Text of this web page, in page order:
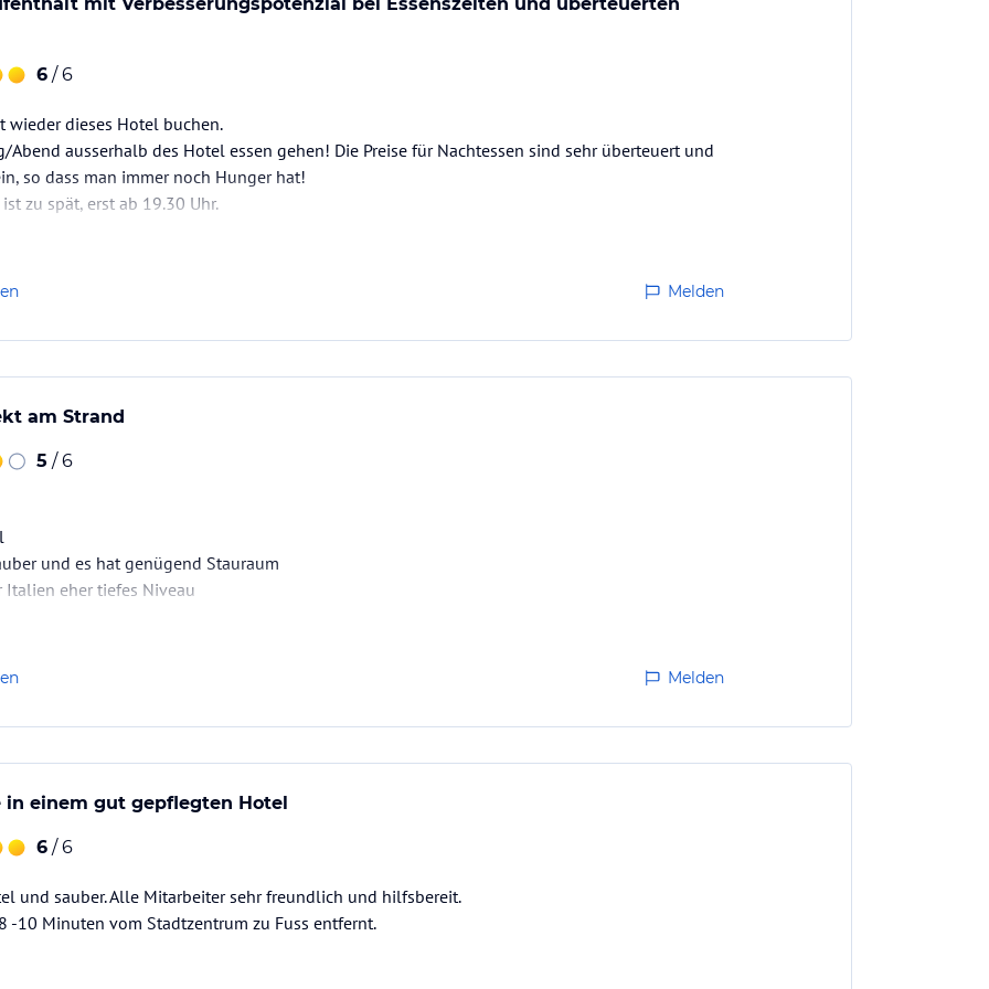
und vom 8. September bis Ende Oktober
Juni bis 7. September 2019) die Kosten für
Platz am Strand zu buchen.
komplett renoviert wurde, ist ebenfalls
Massageraum, wenn Sie bei unserem
privaten Pavillon oder auf dem Zimmer,
und Trekking, Stand-up-Paddel vom
mit einem auf Ihre Bedürfnisse
10,00 zur Verfügung
die verbindlichen Angebotsdetailsdes
6 / 6
wieder dieses Hotel buchen.
Abend ausserhalb des Hotel essen gehen! Die Preise für Nachtessen sind sehr überteuert und
so dass man immer noch Hunger hat!
zu spät, erst ab 19.30 Uhr.
Melden
am Strand
5 / 6
und es hat genügend Stauraum
Italien eher tiefes Niveau
Melden
in einem gut gepflegten Hotel
6 / 6
und sauber. Alle Mitarbeiter sehr freundlich und hilfsbereit.
-10 Minuten vom Stadtzentrum zu Fuss entfernt.